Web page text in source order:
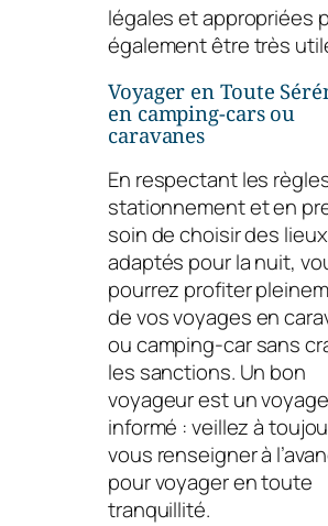
légales et appropriées
également être très
Voyager en Toute
en camping-cars ou
caravanes
En respectant les
stationnement et en
soin de choisir des lieux
adaptés pour la nuit,
pourrez profiter
de vos voyages en
ou camping-car sans
les sanctions. Un bon
voyageur est un
informé : veillez à
vous renseigner à
pour voyager en toute
tranquillité.